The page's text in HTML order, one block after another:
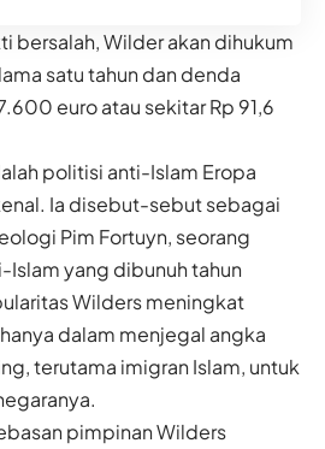
bersalah, Wilder akan dihukum
satu tahun dan denda
euro atau sekitar Rp 91,6
politisi anti-Islam Eropa
Ia disebut-sebut sebagai
Pim Fortuyn, seorang
Islam yang dibunuh tahun
Wilders meningkat
dalam menjegal angka
terutama imigran Islam, untuk
pimpinan Wilders